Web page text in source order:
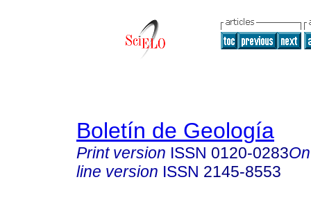
Boletín de Geología
Print version ISSN 0120-0283
line version ISSN 2145-8553